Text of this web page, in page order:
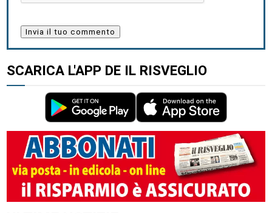
SCARICA L'APP DE IL RISVEGLIO